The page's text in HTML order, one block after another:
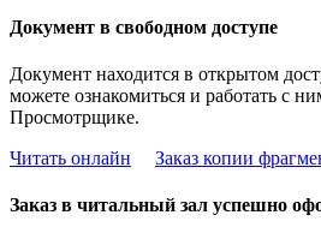
Документ в свободном доступе
Документ находится в открытом
можете ознакомиться и работать с
Просмотрщике.
Читать онлайн
Заказ копии
Заказ в читальный зал успешно